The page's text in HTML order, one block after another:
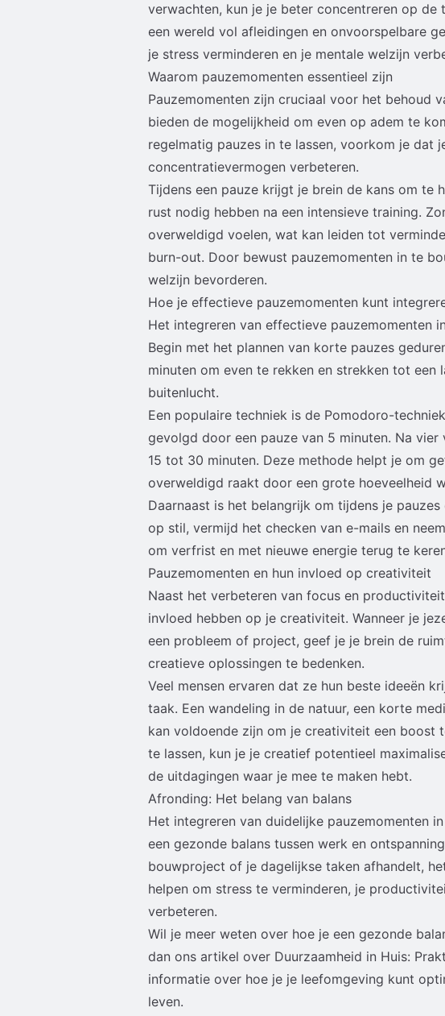
verwachten, kun je je beter concentreren op
een wereld vol afleidingen en onvoorspelbare
je stress verminderen en je mentale welzijn
Waarom pauzemomenten essentieel zijn
Pauzemomenten zijn cruciaal voor het behoud
bieden de mogelijkheid om even op adem te
regelmatig pauzes in te lassen, voorkom je dat
concentratievermogen verbeteren.
Tijdens een pauze krijgt je brein de kans om te
rust nodig hebben na een intensieve training.
overweldigd voelen, wat kan leiden tot
burn-out. Door bewust pauzemomenten in te
welzijn bevorderen.
Hoe je effectieve pauzemomenten kunt
Het integreren van effectieve pauzemomenten
Begin met het plannen van korte pauzes
minuten om even te rekken en strekken tot een
buitenlucht.
Een populaire techniek is de Pomodoro-
gevolgd door een pauze van 5 minuten. Na
15 tot 30 minuten. Deze methode helpt je om
overweldigd raakt door een grote hoeveelheid
Daarnaast is het belangrijk om tijdens je
op stil, vermijd het checken van e-mails en
om verfrist en met nieuwe energie terug te
Pauzemomenten en hun invloed op creativiteit
Naast het verbeteren van focus en
invloed hebben op je creativiteit. Wanneer je
een probleem of project, geef je je brein de
creatieve oplossingen te bedenken.
Veel mensen ervaren dat ze hun beste ideeën
taak. Een wandeling in de natuur, een korte
kan voldoende zijn om je creativiteit een boost
te lassen, kun je je creatief potentieel
de uitdagingen waar je mee te maken hebt.
Afronding: Het belang van balans
Het integreren van duidelijke pauzemomenten
een gezonde balans tussen werk en
bouwproject of je dagelijkse taken afhandelt,
helpen om stress te verminderen, je
verbeteren.
Wil je meer weten over hoe je een gezonde
dan ons artikel over Duurzaamheid in Huis:
informatie over hoe je je leefomgeving kunt
leven.